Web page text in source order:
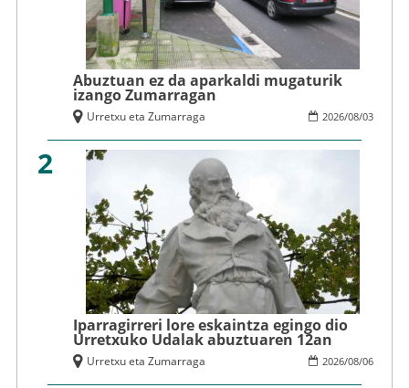
Abuztuan ez da aparkaldi mugaturik
izango Zumarragan
2026/08/03
Urretxu eta Zumarraga
2
Iparragirreri lore eskaintza egingo dio
Urretxuko Udalak abuztuaren 12an
2026/08/06
Urretxu eta Zumarraga